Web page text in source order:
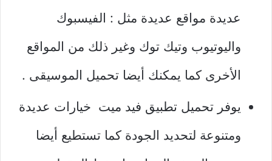
عديدة مواقع عديدة مثل : الفيسبوك
واليوتيوب وتيك توك وغير ذلك من المواقع
الأخرى كما يمكنك أيضا تحميل الموسيقى .
يوفر تحميل تطبيق فيد ميت خيارات عديدة
ومتنوعة لتحديد الجودة كما تستطيع أيضا